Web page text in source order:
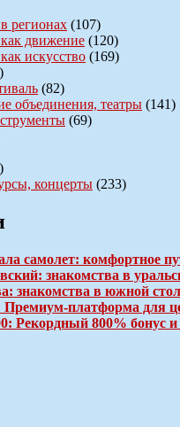
регионах (107)
движение (120)
искусство (169)
(82)
объединения, театры (141)
(69)
концерты (233)
самолет: комфортное
знакомства в
знакомства в южной
платформа для
Рекордный 800% бонус